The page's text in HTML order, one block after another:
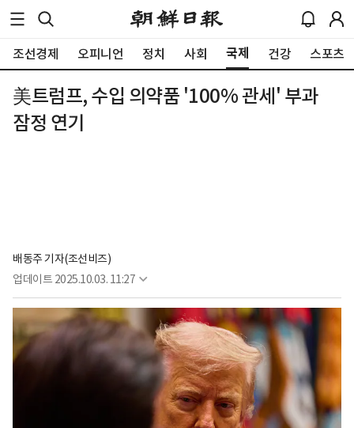
조선경제 오피니언 정치 사회 국제 건강 스포츠
美트럼프, 수입 의약품 '100% 관세' 부과
잠정 연기
배동주 기자(조선비즈)
업데이트 2025.10.03. 11:27